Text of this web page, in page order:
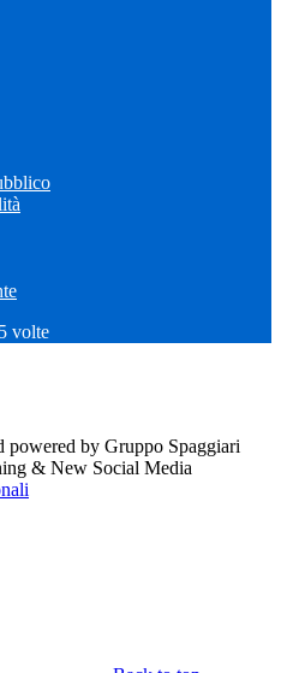
volte
powered by Gruppo Spaggiari
& New Social Media